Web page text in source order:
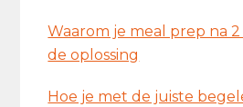
Waarom je meal prep na
de oplossing
Hoe je met de juiste